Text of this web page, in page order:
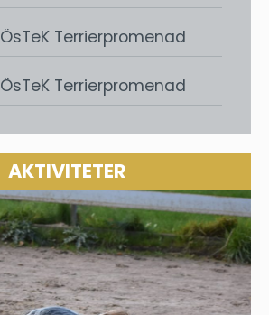
ÖsTeK Terrierpromenad
ÖsTeK Terrierpromenad
AKTIVITETER